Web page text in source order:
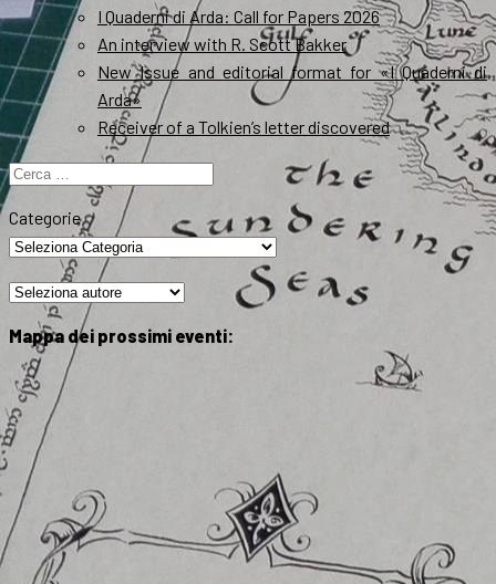
I Quaderni di Arda: Call for Papers 2026
An interview with R. Scott Bakker
New Issue and editorial format for «I Quaderni di
Arda»
Receiver of a Tolkien’s letter discovered
Ricerca
per:
Categorie
Mappa dei prossimi eventi: